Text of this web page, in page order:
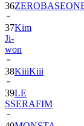
37Kim
Ji-
won
38KiiiKiii
39LE
SSERAFIM
40MONSTA
X